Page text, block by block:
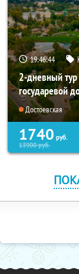
19:46:43
2-дневный тур
государевой
Достоевская
1740 руб.
13900руб.